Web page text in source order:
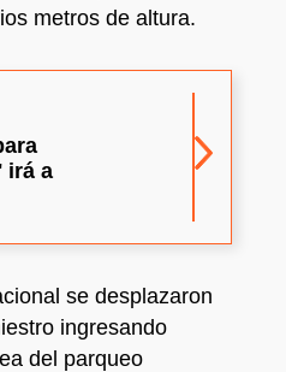
metros de altura.
irá a
se desplazaron
ingresando
del parqueo